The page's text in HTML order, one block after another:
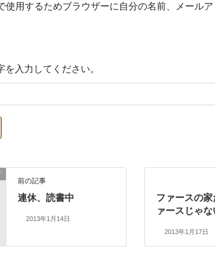
使用するためブラウザーに自分の名前、メールア
を入力してください。
前の記事
連休、読書中
2013年1月14日
ファースの家
ァースじゃな
2013年1月17日